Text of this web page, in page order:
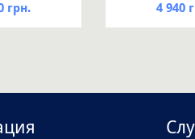
грн.
4 940